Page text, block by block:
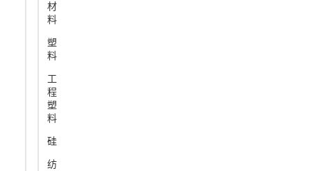
材
料
塑
料
工
程
塑
料
硅
纺